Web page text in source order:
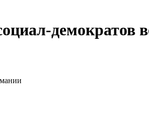
демократов